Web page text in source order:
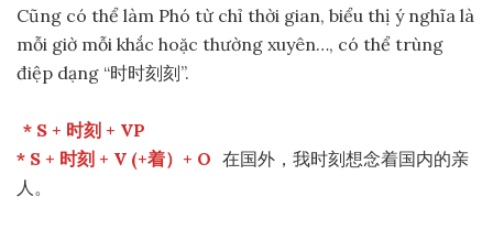
Cũng có thể làm Phó từ chỉ thời gian, biểu thị ý nghĩa là
mỗi giờ mỗi khắc hoặc thường xuyên…, có thể trùng
điệp dạng “时时刻刻”.
* S + 时刻 + VP
* S + 时刻 + V (+着）+ O 在国外，我时刻想念着国内的亲
人。